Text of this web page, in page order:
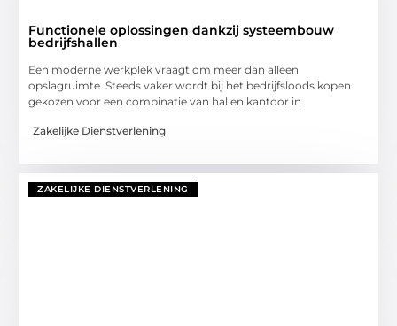
Functionele oplossingen dankzij systeembouw
bedrijfshallen
Een moderne werkplek vraagt om meer dan alleen
opslagruimte. Steeds vaker wordt bij het bedrijfsloods kopen
gekozen voor een combinatie van hal en kantoor in
Zakelijke Dienstverlening
ZAKELIJKE DIENSTVERLENING